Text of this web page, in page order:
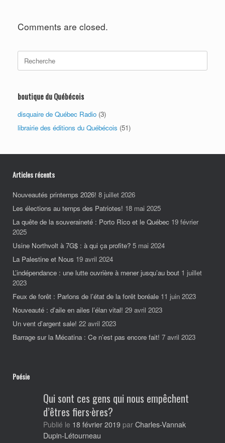
Comments are closed.
Search
for:
boutique du Québécois
disquaire de Québec Radio (3)
librairie des éditions du Québécois (51)
Articles récents
Nouveautés printemps 2026! 8 juillet 2026
Les élections au temps des Patriotes! 18 mai 2025
La quête de la souveraineté : Porto Rico et le Québec 19 février
2025
Usine Northvolt à 7G$ : à qui ça profite? 5 mai 2024
La Palestine et Nous 19 avril 2024
L’indépendance : une lutte ouvrière à mener jusqu’au bout 1 juillet
2023
Feux de forêt : Parlons de l’état de la forêt boréale 11 juin 2023
Nouveauté : d’aile en ailes l’élan vital! 29 avril 2023
Un vent d’argent sale! 22 avril 2023
Barrage sur la Mécatina : Ce n’est pas encore fait! 7 avril 2023
Poésie
Qui sont ces gens qui nous empêchent
d’êtres fiers·ères?
Publié le 18 février 2019 par Charles-Vannak
Dupin-Létourneau